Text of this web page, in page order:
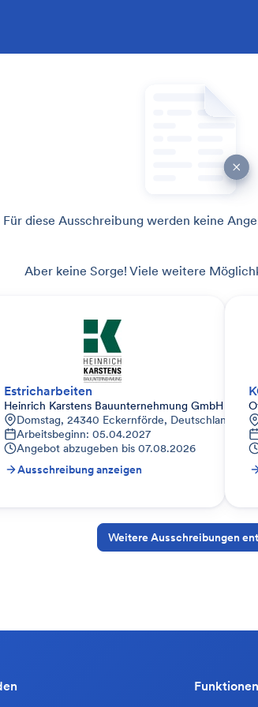
Für diese Ausschreibung werden keine
Aber keine Sorge! Viele weitere
Estricharbeiten
Heinrich Karstens Bauunternehmung GmbH & Co.
Domstag, 24340 Eckernförde, Deutschland
Arbeitsbeginn: 05.04.2027
Angebot abzugeben bis 07.08.2026
Ausschreibung anzeigen
Weitere Ausschreibungen
Funktionen